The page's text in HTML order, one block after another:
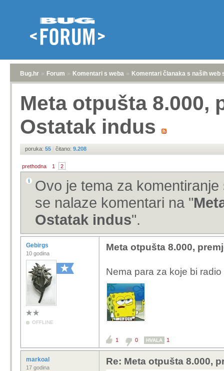
Bug.hr » Forum » Komentari s weba » Komentari članaka s naših web
Meta otpušta 8.000,
Ostatak indus
poruka: 55 | čitano: 9.208
prethodna 1 2
Ovo je tema za
se nalaze komentari na "
Ostatak indus".
Gebirgs
10 godina
OFFLINE
Meta otpušta 8.000,
Nema para za koje bi
1 0 HVALA 1
markoal
17 godina
Re: Meta otpušta 8.000,